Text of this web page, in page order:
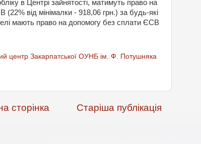
в Центрі зайнятості, матимуть право на
від мінімалки - 918,06 грн.) за будь-які
мають право на допомогу без сплати ЄСВ
центр Закарпатської ОУНБ ім. Ф. Потушняка
Старіша публікація
сторінка